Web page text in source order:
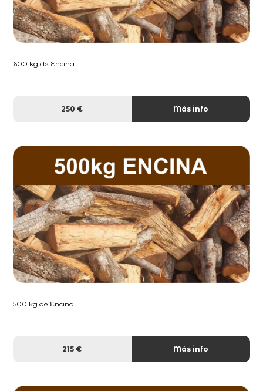
600 kg de Encina...
250 € Más info
500 kg de Encina...
215 € Más info